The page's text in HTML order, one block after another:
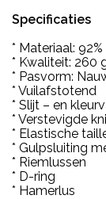
Specificaties
* Materiaal:
* Kwaliteit: 260
* Pasvorm:
* Vuilafstotend
* Slijt – en
* Verstevigde
* Elastische
* Gulpsluiting
* Riemlussen
* D-ring
* Hamerlus